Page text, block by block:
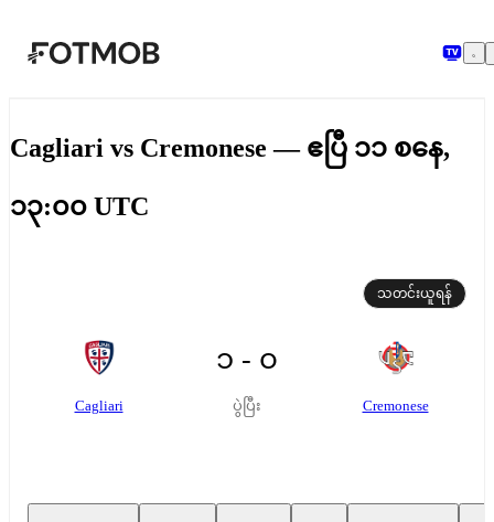
အဓိကအကြောင်းအရာသို့ ကျော်သွားရန်
Cagliari vs Cremonese — ဧပြီ ၁၁ စနေ,
၁၃:၀၀ UTC
သတင်းယူရန်
Cagliari
၁ - ၀
ပွဲပြီး Cremonese